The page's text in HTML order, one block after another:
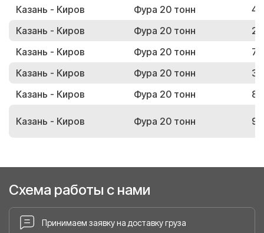
Казань - Киров Фура 20 тонн
Казань - Киров
Фура 20 тонн
Казань - Киров
Фура 20 тонн
Казань - Киров
Фура 20 тонн
Казань - Киров
Фура 20 тонн
Казань - Киров Фура 20 тонн
Схема работы с нами
Принимаем заявку на доставку груза